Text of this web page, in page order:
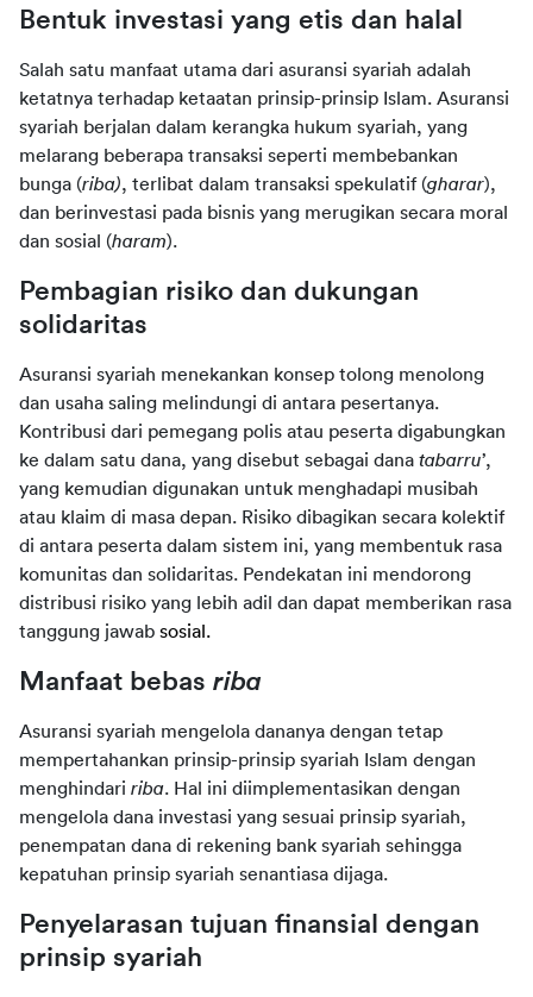
Bentuk investasi yang etis dan halal
Salah satu manfaat utama dari asuransi syariah adalah
ketatnya terhadap ketaatan prinsip-prinsip Islam. Asuransi
syariah berjalan dalam kerangka hukum syariah, yang
melarang beberapa transaksi seperti membebankan
bunga (riba), terlibat dalam transaksi spekulatif (gharar),
dan berinvestasi pada bisnis yang merugikan secara moral
dan sosial (haram).
Pembagian risiko dan dukungan
solidaritas
Asuransi syariah menekankan konsep tolong menolong
dan usaha saling melindungi di antara pesertanya.
Kontribusi dari pemegang polis atau peserta digabungkan
ke dalam satu dana, yang disebut sebagai dana tabarru’,
yang kemudian digunakan untuk menghadapi musibah
atau klaim di masa depan. Risiko dibagikan secara kolektif
di antara peserta dalam sistem ini, yang membentuk rasa
komunitas dan solidaritas. Pendekatan ini mendorong
distribusi risiko yang lebih adil dan dapat memberikan rasa
tanggung jawab sosial.
Manfaat bebas riba
Asuransi syariah mengelola dananya dengan tetap
mempertahankan prinsip-prinsip syariah Islam dengan
menghindari riba. Hal ini diimplementasikan dengan
mengelola dana investasi yang sesuai prinsip syariah,
penempatan dana di rekening bank syariah sehingga
kepatuhan prinsip syariah senantiasa dijaga.
Penyelarasan tujuan finansial dengan
prinsip syariah